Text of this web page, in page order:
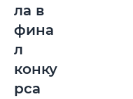
ла в
фина
л
конку
рса